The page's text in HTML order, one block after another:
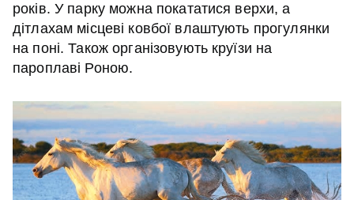
років. У парку можна покататися верхи, а
дітлахам місцеві ковбої влаштують прогулянки
на поні. Також організовують круїзи на
пароплаві Роною.